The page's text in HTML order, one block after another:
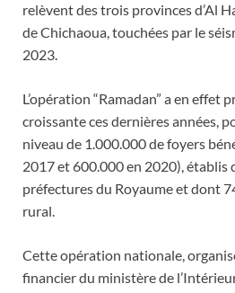
relèvent des trois provinces d’Al
de Chichaoua, touchées par le
2023.
L’opération “Ramadan” a en effet
croissante ces dernières années,
niveau de 1.000.000 de foyers
2017 et 600.000 en 2020), établis
préfectures du Royaume et dont
rural.
Cette opération nationale,
financier du ministère de